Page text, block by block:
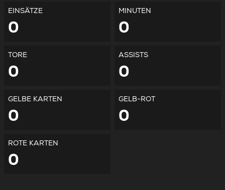
EINSÄTZE
0
MINUTEN
0
TORE
0
ASSISTS
0
GELBE KARTEN
0
GELB-ROT
0
ROTE KARTEN
0